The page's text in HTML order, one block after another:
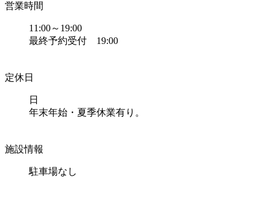
営業時間
11:00～19:00
最終予約受付 19:00
定休日
日
年末年始・夏季休業有り。
施設情報
駐車場なし